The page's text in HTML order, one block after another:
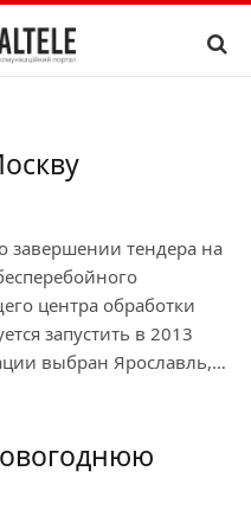
завершении тендера на
центра обработки
запустить в 2013
выбран Ярославль,…